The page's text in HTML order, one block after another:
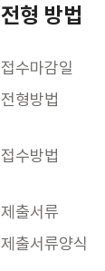
전형 방법
접수마감일
전형방법
접수방법
제출서류
제출서류양식